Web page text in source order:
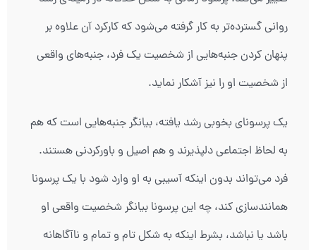
روانی گسترده‌تر به کار گرفته می‌شود که کارکرد آن علاوه بر
پنهان کردن جنبه‌هایی از شخصیت یک فرد، جنبه‌های واقعی
از شخصیت او را نیز آشکار نماید.
یک پرسونای بخوبی رشد یافته، بیانگر جنبه‌هایی است که هم
به لحاظ اجتماعی دلپذیرند و هم اصیل و باورکردنی هستند.
فرد می‌تواند بدون اینکه آسیبی به او وارد شود با یک پرسونا
همانندسازی کند، چه این پرسونا بیانگر شخصیت واقعی او
باشد یا نباشد، بشرط اینکه به شکل تام و تمام و ناآگاهانه